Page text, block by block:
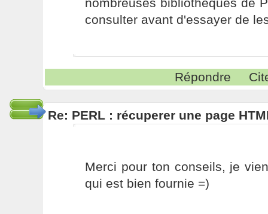
consulter avant d'essayer de
Répondre
Re: PERL : récuperer une page
Merci pour ton conseils, je
qui est bien fournie =)